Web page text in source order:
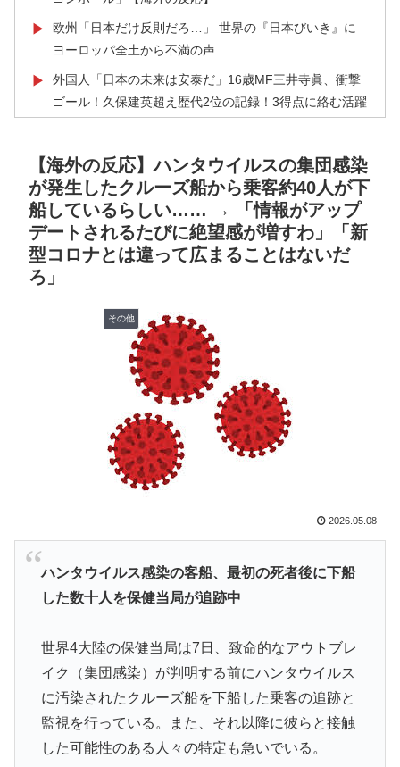
▶
欧州「日本だけ反則だろ…」 世界の『日本びいき』に
ヨーロッパ全土から不満の声
▶
外国人「日本の未来は安泰だ」16歳MF三井寺眞、衝撃
ゴール！久保建英超え歴代2位の記録！3得点に絡む活躍
▶ 外国人「使い捨てだ」FIFA会長、辞任危機でトランプ政
権に泣き付くも無視されて海外失笑！【海外の反応】
▶ 韓国人「韓国に10年間の出場権剥奪や過去ワールドカッ
プ、オリンピック予選の記録削除を要求するFIFA公式制
裁を海外メディアが報道！」
▶ 【海外の反応】日本のウェブサイトって質の低いものが
らな」「ゲームのUIは優れてるのに不思議」
韓国人「とある日本の飲食店で、韓国人店員が韓国人団
体客と口論になった理由がこちら・・・」
韓国人「熊本地震で見る日本の土木技術の完全勝利をご
覧ください」→「これはすごいわ」「こういうのを見る
と日本人は何か適当に作る感じがしない・・・」「あれ
がまさに経験値である」
ぞ → 「この話題は永遠に終わらないな」「日本政府の
予想できた」
▶ ストーカーガチ勢は僅かな情報で垢特定出来るからね
ターかよ」
アメリカ人「お前らの学校ではどんな理由で退学者が出
た？？」
海外「日本人はなんて気高いんだ！」 英高級紙も驚愕
した極限の中の日本人の姿に世界が衝撃
【海外の反応】ハンタウイルスの集団感染
が発生したクルーズ船から乗客約40人が下
船しているらしい…… → 「情報がアップ
デートされるたびに絶望感が増すわ」「新
型コロナとは違って広まることはないだ
ろ」
その他
2026.05.08
ハンタウイルス感染の客船、最初の死者後に下船
した数十人を保健当局が追跡中
世界4大陸の保健当局は7日、致命的なアウトブレ
イク（集団感染）が判明する前にハンタウイルス
に汚染されたクルーズ船を下船した乗客の追跡と
監視を行っている。また、それ以降に彼らと接触
した可能性のある人々の特定も急いでいる。